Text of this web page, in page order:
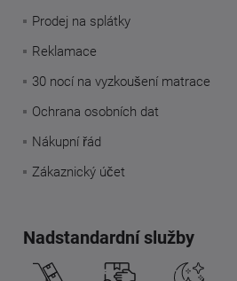
Prodej na splátky
Reklamace
30 nocí na vyzkoušení matrace
Ochrana osobních dat
Nákupní řád
Zákaznický účet
Nadstandardní služby